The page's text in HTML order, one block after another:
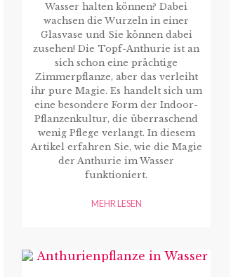
Wasser halten können? Dabei
wachsen die Wurzeln in einer
Glasvase und Sie können dabei
zusehen! Die Topf-Anthurie ist an
sich schon eine prächtige
Zimmerpflanze, aber das verleiht
ihr pure Magie. Es handelt sich um
eine besondere Form der Indoor-
Pflanzenkultur, die überraschend
wenig Pflege verlangt. In diesem
Artikel erfahren Sie, wie die Magie
der Anthurie im Wasser
funktioniert.
MEHR LESEN